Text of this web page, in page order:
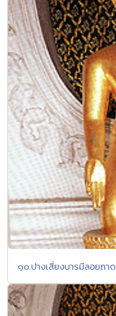
๑๐.ปางเสี่ยงบารมีลอยถาด